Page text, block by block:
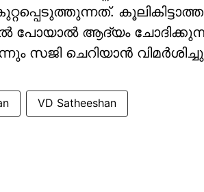
പോയാല്‍ ആദ്യം
സജി ചെറിയാന്‍
VD Satheeshan